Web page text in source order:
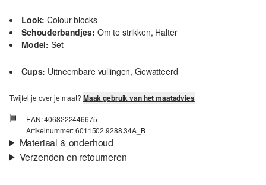
Look: Colour blocks
Schouderbandjes: Om te strikken, Halter
Model: Set
Cups: Uitneembare vullingen, Gewatteerd
Twijfel je over je maat? Maak gebruik van het maatadvies
EAN: 4068222446675
Artikelnummer: 6011502.9288.34A_B
Materiaal & onderhoud
Verzenden en retourneren